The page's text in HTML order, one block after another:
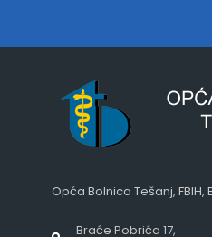
Opća Bolnica Tešanj, FBIH,
Braće Pobrića 17,